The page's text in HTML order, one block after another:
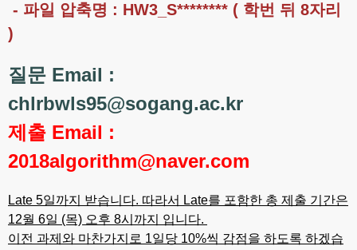
- 파일 압축명 : HW3_S******** ( 학번 뒤 8자리
)
질문 Email :
chlrbwls95@sogang.ac.kr
제출 Email :
2018algorithm@naver.com
Late 5일까지 받습니다. 따라서 Late를 포함한 총 제출 기간은
12월 6일 (목) 오후 8시까지 입니다.
이전 과제와 마찬가지로 1일당 10%씩 감점을 하도록 하겠습